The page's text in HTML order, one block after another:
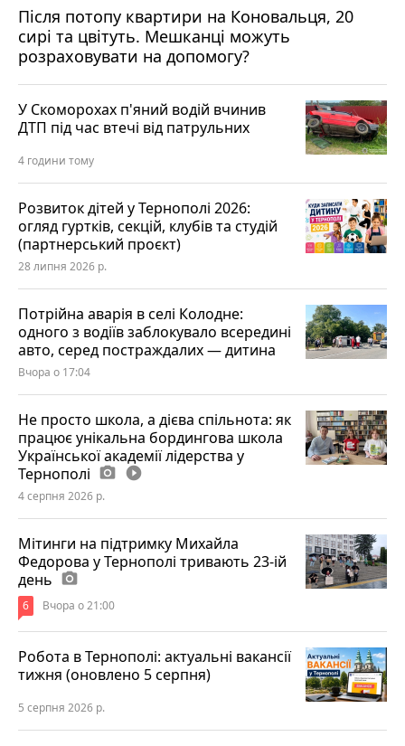
Після потопу квартири на Коновальця, 20
сирі та цвітуть. Мешканці можуть
розраховувати на допомогу?
У Скоморохах п'яний водій вчинив
ДТП під час втечі від патрульних
4 години тому
Розвиток дітей у Тернополі 2026:
огляд гуртків, секцій, клубів та студій
(партнерський проєкт)
28 липня 2026 р.
Потрійна аварія в селі Колодне:
одного з водіїв заблокувало всередині
авто, серед постраждалих — дитина
Вчора о 17:04
Не просто школа, а дієва спільнота: як
працює унікальна бордингова школа
Української академії лідерства у
Тернополі photo_camera play_circle_filled
4 серпня 2026 р.
Мітинги на підтримку Михайла
Федорова у Тернополі тривають 23-ій
день photo_camera
6 Вчора о 21:00
Робота в Тернополі: актуальні вакансії
тижня (оновлено 5 серпня)
5 серпня 2026 р.